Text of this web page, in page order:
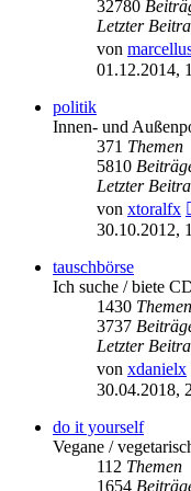
32780
Letzter
von
01.12.2014,
politik
Innen- und
371 Themen
5810
Letzter
von xtoralfx
30.10.2012,
tauschbörse
Ich suche / biete
1430 Themen
3737
Letzter
von xdanielx
30.04.2018,
do it yourself
Vegane /
112 Themen
1654